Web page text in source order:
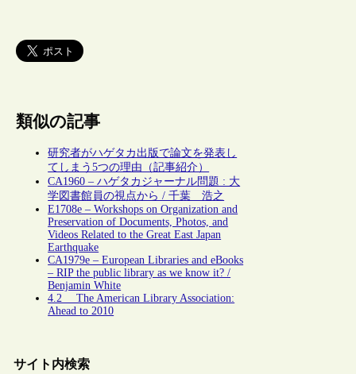
類似の記事
研究者がハゲタカ出版で論文を発表し
てしまう5つの理由（記事紹介）
CA1960 – ハゲタカジャーナル問題 : 大
学図書館員の視点から / 千葉 浩之
E1708e – Workshops on Organization and
Preservation of Documents, Photos, and
Videos Related to the Great East Japan
Earthquake
CA1979e – European Libraries and eBooks
– RIP the public library as we know it? /
Benjamin White
4.2 The American Library Association:
Ahead to 2010
サイト内検索